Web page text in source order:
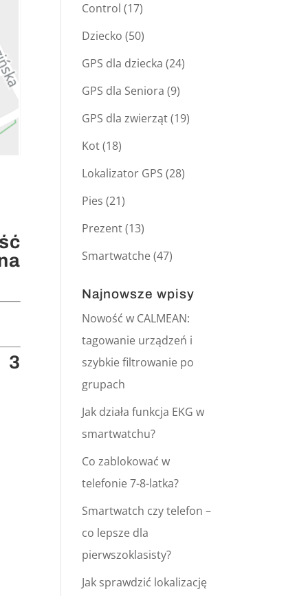
3
Control (17)
Dziecko (50)
GPS dla dziecka (24)
GPS dla Seniora (9)
GPS dla zwierząt(19)
Kot(18)
Lokalizator GPS (28)
Pies (21)
Prezent(13)
Smartwatche(47)
Najnowsze wpisy
Nowość w CALMEAN:
tagowanie urządzeń i
szybkie filtrowanie po
grupach
Jak działa funkcja EKG w
smartwatchu?
Co zablokować w
telefonie 7-8-latka?
Smartwatch czy telefon –
co lepsze dla
pierwszoklasisty?
Jak sprawdzić lokalizację